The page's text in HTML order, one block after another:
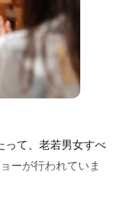
って、老若男女すべ
ーが行われていま